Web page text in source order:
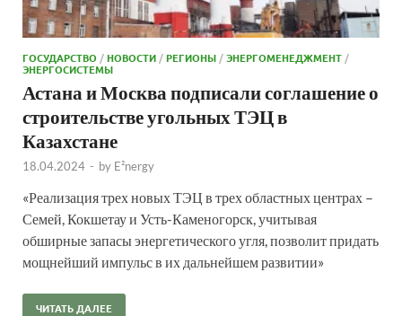
ГОСУДАРСТВО /НОВОСТИ /РЕГИОНЫ /ЭНЕРГОМЕНЕДЖМЕНТ /
ЭНЕРГОСИСТЕМЫ
Астана и Москва подписали соглашение о
строительстве угольных ТЭЦ в
Казахстане
18.04.2024 - by E²nergy
«Реализация трех новых ТЭЦ в трех областных центрах –
Семей, Кокшетау и Усть-Каменогорск, учитывая
обширные запасы энергетического угля, позволит придать
мощнейший импульс в их дальнейшем развитии»
ЧИТАТЬ ДАЛЕЕ